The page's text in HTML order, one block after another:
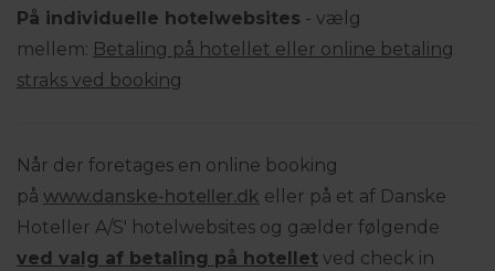
På individuelle hotelwebsites - vælg
mellem: Betaling på hotellet eller online betaling
straks ved booking
Når der foretages en online booking
på www.danske-hoteller.dk eller på et af Danske
Hoteller A/S' hotelwebsites og gælder følgende
ved valg af betaling på hotellet ved check in